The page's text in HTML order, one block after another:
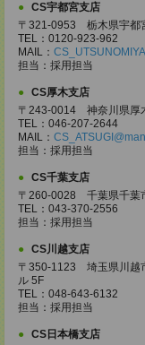
CS宇都宮支店
〒321-0953 栃木県宇都
TEL：0120-923-962
MAIL：
担当：採用担当
CS厚木支店
〒243-0014 神奈川県厚
TEL：046-207-2644
MAIL：
担当：採用担当
CS千葉支店
〒260-0028 千葉県千葉
TEL：043-370-2556
担当：採用担当
CS川越支店
〒350-1123 埼玉県川越
ル 5F
TEL：048-643-6132
担当：採用担当
CS日本橋支店